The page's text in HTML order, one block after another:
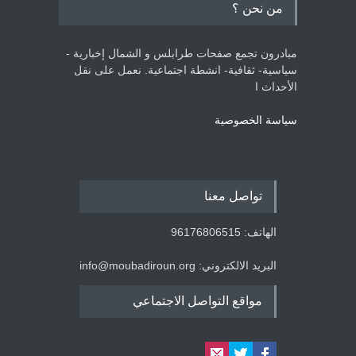
من نحن ؟
مبادرون تجمع صفحات طرابلس و الشمال إخبارية -
سياسية- ثقافية- انشطة اجتماعية. نعمل على نقل
الأحداث ا
سياسة الخصوصية
تواصل معنا
الهاتف: 96176806515
البريد الالكتروني: info@moubadiroun.org
مواقع التواصل الاجتماعي